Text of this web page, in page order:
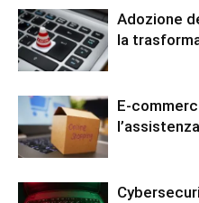
Adozione
la
E-